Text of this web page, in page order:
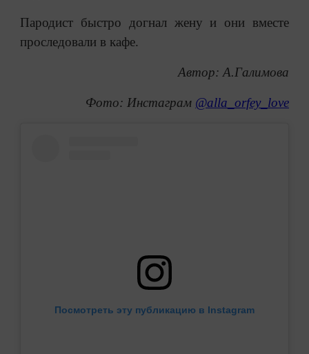
Пародист быстро догнал жену и они вместе
проследовали в кафе.
Автор: А.Галимова
Фото: Инстаграм @alla_orfey_love
Посмотреть эту публикацию в Instagram